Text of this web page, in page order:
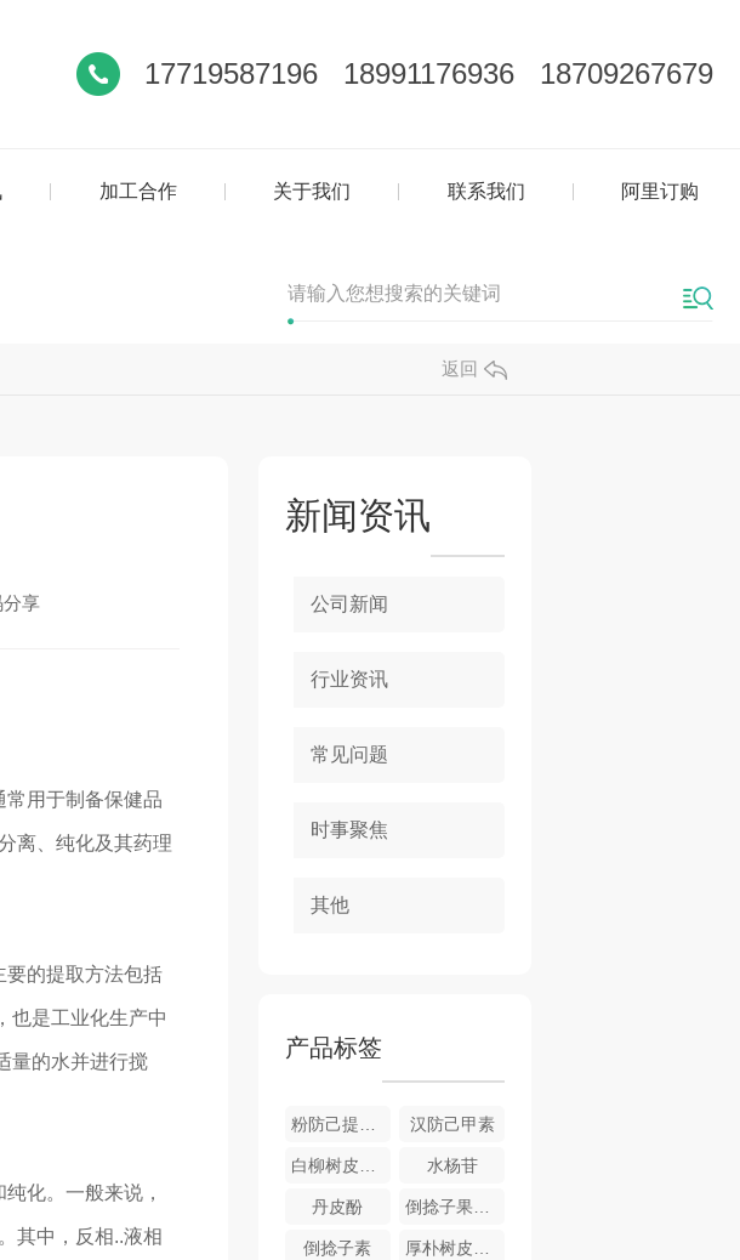
17719587196 18991176936 18709267679
加工合作 关于我们 联系我们 阿里订购
返回
分享
用于制备保健品
离、纯化及其药理
要的提取方法包括
也是工业化生产中
量的水并进行搅
化。一般来说，
其中，反相..液相
新闻资讯
公司新闻
行业资讯
常见问题
时事聚焦
其他
产品标签
粉防己提取物 汉防己甲素
白柳树皮提取物 水杨苷
丹皮酚 倒捻子果皮提取物
倒捻子素 厚朴树皮提取物